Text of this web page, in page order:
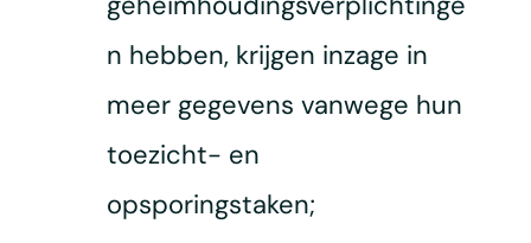
n hebben, krijgen inzage in
meer gegevens vanwege hun
toezicht- en
opsporingstaken;